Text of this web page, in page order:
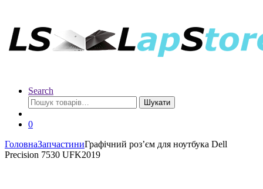
Search
Шукати
0
ГоловнаЗапчастиниГрафічний роз’єм для ноутбука Dell
Precision 7530 UFK2019